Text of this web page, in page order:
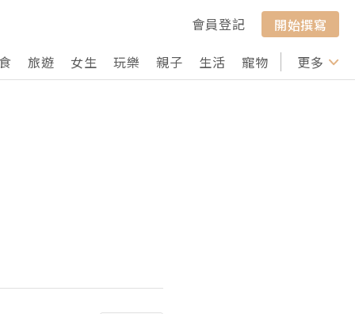
會員登記
開始撰寫
旅遊 女生 玩樂 親子 生活 寵物 行山 打卡
更多